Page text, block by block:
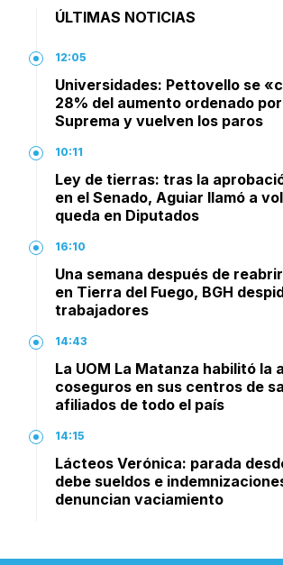
ÚLTIMAS NOTICIAS
12:05
Universidades: Pettovello se
28% del aumento ordenado
Suprema y vuelven los paros
10:11
Ley de tierras: tras la
en el Senado, Aguiar llamó a
queda en Diputados
16:10
Una semana después de
en Tierra del Fuego, BGH
trabajadores
14:43
La UOM La Matanza habilitó la
coseguros en sus centros de
afiliados de todo el país
14:15
Lácteos Verónica: parada
debe sueldos e
denuncian vaciamiento